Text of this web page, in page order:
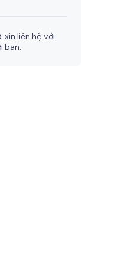
xin liên hệ với
bạn.